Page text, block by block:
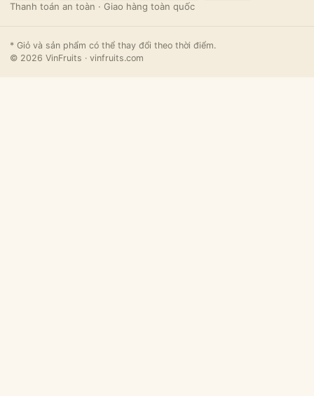
Thanh toán an toàn · Giao hàng toàn quốc
* Giỏ và sản phẩm có thể thay đổi theo thời điểm.
© 2026 VinFruits · vinfruits.com